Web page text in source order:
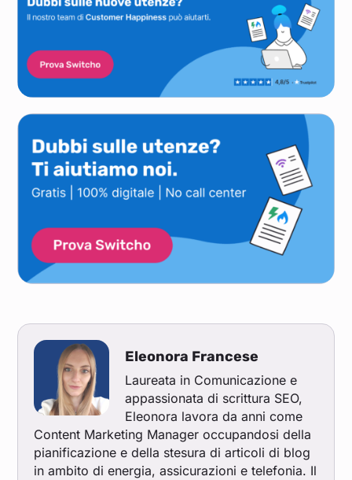
Eleonora Francese
Laureata in Comunicazione e
appassionata di scrittura SEO,
Eleonora lavora da anni come
Content Marketing Manager occupandosi della
pianificazione e della stesura di articoli di blog
in ambito di energia, assicurazioni e telefonia. Il